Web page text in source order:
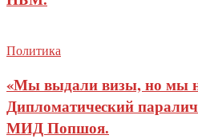
Политика
«Мы выдали визы, но мы
Дипломатический
МИД Попшоя.